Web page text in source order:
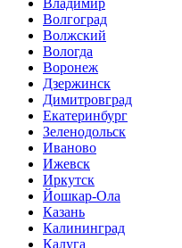
Волгоград
Волжский
Вологда
Воронеж
Дзержинск
Димитровград
Екатеринбург
Зеленодольск
Иваново
Ижевск
Иркутск
Йошкар-Ола
Казань
Калининград
Калуга